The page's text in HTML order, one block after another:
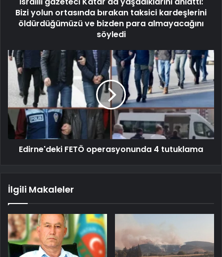
Bizi yolun ortasında bırakan taksici kardeşlerini
öldürdüğümüzü ve bizden para almayacağını
söyledi
Edirne'deki FETÖ operasyonunda 4 tutuklama
İlgili Makaleler